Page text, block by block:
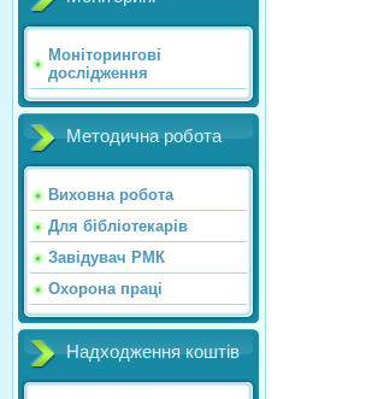
Моніторингові
дослідження
Методична робота
Виховна робота
Для бібліотекарів
Завідувач РМК
Охорона праці
Надходження коштів